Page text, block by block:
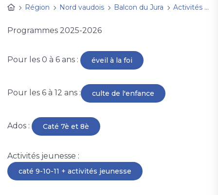
Région
Nord vaudois Balcon du Jura Activités famille et jeunesse
Programmes 2025-2026
Pour les 0 à 6 ans : éveil à la foi
Pour les 6 à 12 ans : culte de l'enfance
Ados : Caté 7è et 8è
Activités jeunesse :
caté 9-10-11 + activités jeunesse